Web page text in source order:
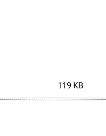
119 KB